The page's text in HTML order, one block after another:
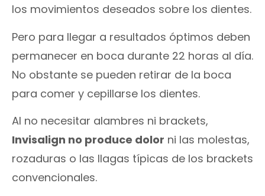
los movimientos deseados sobre los dientes.
Pero para llegar a resultados óptimos deben
permanecer en boca durante 22 horas al día.
No obstante se pueden retirar de la boca
para comer y cepillarse los dientes.
Al no necesitar alambres ni brackets,
Invisalign no produce dolor ni las molestas,
rozaduras o las llagas típicas de los brackets
convencionales.